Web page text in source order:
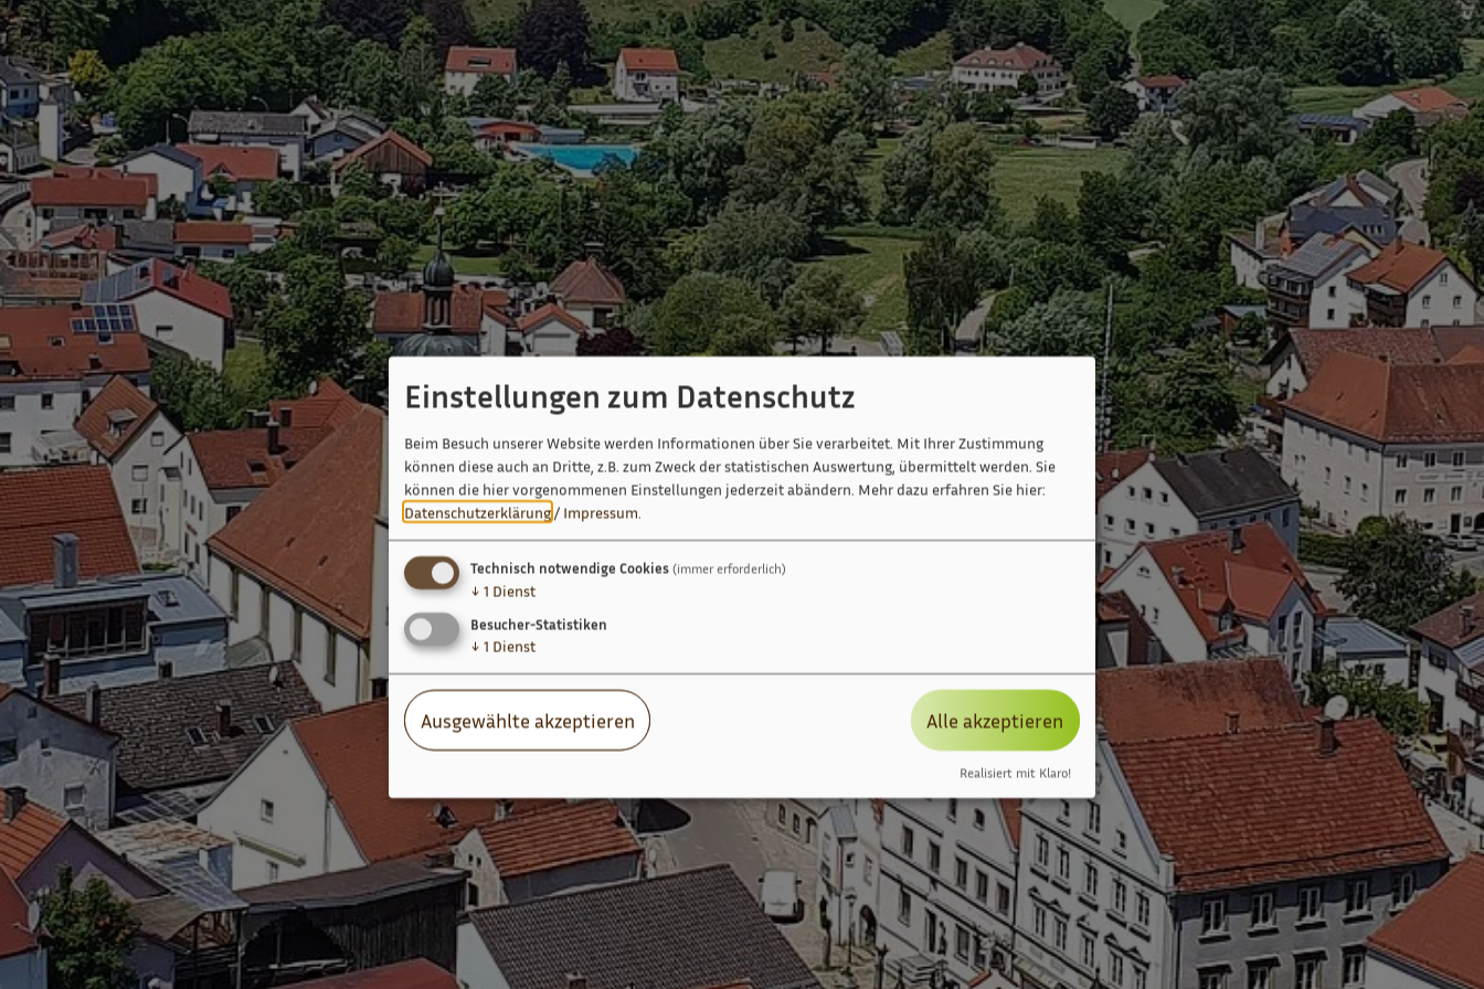
Einstellungen zum Datenschutz
Beim Besuch unserer Website werden Informationen über Sie verarbeitet. Mit Ihrer Zustimmung
können diese auch an Dritte, z.B. zum Zweck der statistischen Auswertung, übermittelt werden. Sie
können die hier vorgenommenen Einstellungen jederzeit abändern. Mehr dazu erfahren Sie hier:
Datenschutzerklärung/ Impressum.
Technisch notwendige Cookies (immer erforderlich)
↓ 1 Dienst
Besucher-Statistiken
↓ 1 Dienst
Ausgewählte akzeptieren Alle akzeptieren
Realisiert mit Klaro!